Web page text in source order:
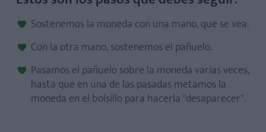
Materiales necesarios:
Estos son los pasos que debes seguir:
Sostenemos la moneda con una mano, que se vea.
Con la otra mano, sostenemos el pañuelo.
Pasamos el pañuelo sobre la moneda varias veces,
hasta que en una de las pasadas metamos la
moneda en el bolsillo para hacerla "desaparecer".